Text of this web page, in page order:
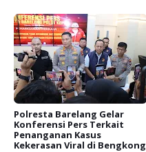
Polresta Barelang Gelar
Konferensi Pers Terkait
Penanganan Kasus
Kekerasan Viral di Bengkong